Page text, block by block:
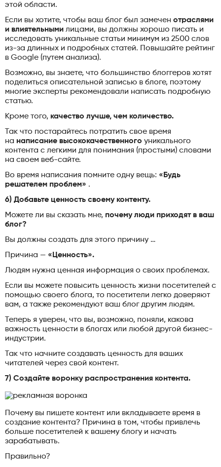
этой области.
Если вы хотите, чтобы ваш блог был замечен отраслями
и влиятельными лицами, вы должны хорошо писать и
исследовать уникальные статьи минимум из 2500 слов
из-за длинных и подробных статей. Повышайте рейтинг
в Google (путем анализа).
Возможно, вы знаете, что большинство блоггеров хотят
поделиться описательной записью в блоге, поэтому
многие эксперты рекомендовали написать подробную
статью.
Кроме того, качество лучше, чем количество.
Так что постарайтесь потратить свое время
на написание высококачественного уникального
контента с легкими для понимания (простыми) словами
на своем веб-сайте.
Во время написания помните одну вещь: «Будь
решателем проблем» .
6) Добавьте ценность своему контенту.
Можете ли вы сказать мне, почему люди приходят в ваш
блог?
Вы должны создать для этого причину …
Причина — «Ценность».
Людям нужна ценная информация о своих проблемах.
Если вы можете повысить ценность жизни посетителей с
помощью своего блога, то посетители легко доверяют
вам, а также рекомендуют ваш блог другим людям.
Теперь я уверен, что вы, возможно, поняли, какова
важность ценности в блогах или любой другой бизнес-
индустрии.
Так что начните создавать ценность для ваших
читателей через свой контент.
7) Создайте воронку распространения контента.
Почему вы пишете контент или вкладываете время в
создание контента? Причина в том, чтобы привлечь
больше посетителей к вашему блогу и начать
зарабатывать.
Правильно?